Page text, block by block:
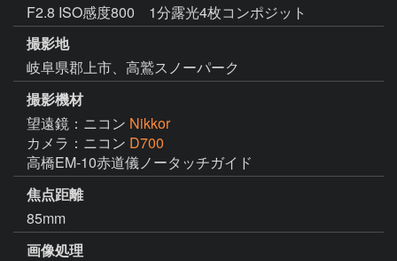
F2.8 ISO感度800 1分露光4枚コンポジット
撮影地
岐阜県郡上市、高鷲スノーパーク
撮影機材
望遠鏡：ニコン Nikkor
カメラ：ニコン D700
高橋EM-10赤道儀ノータッチガイド
焦点距離
85mm
画像処理